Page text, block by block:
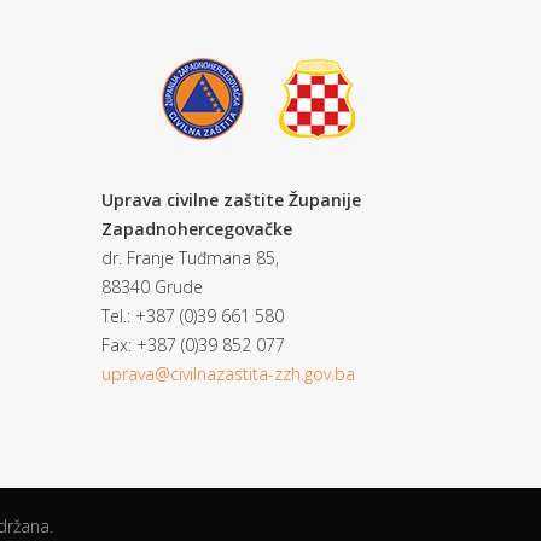
Uprava civilne zaštite Županije
Zapadnohercegovačke
dr. Franje Tuđmana 85,
88340 Grude
Tel.: +387 (0)39 661 580
Fax: +387 (0)39 852 077
uprava@civilnazastita-zzh.gov.ba